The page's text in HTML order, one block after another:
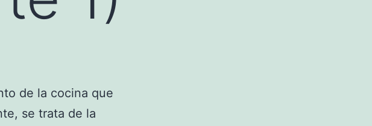
de la cocina que
se trata de la